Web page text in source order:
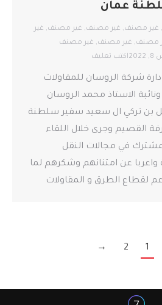
عمان
, غير مصنف, غير مصنف, غير مصنف, غير
مصنف, غير مصنف, غير مصنف
اكتب تعليف
شركة الروسان للمقاولات
الاستاذ محمد الروسان
تركي ال سعيد سفير سلطنة
القصيم وجرى خلال اللقاء
في مجالات النقل
عن امتنانهم وشكرهم لما
لقطاع الطرق و المقاولات
1
2
→